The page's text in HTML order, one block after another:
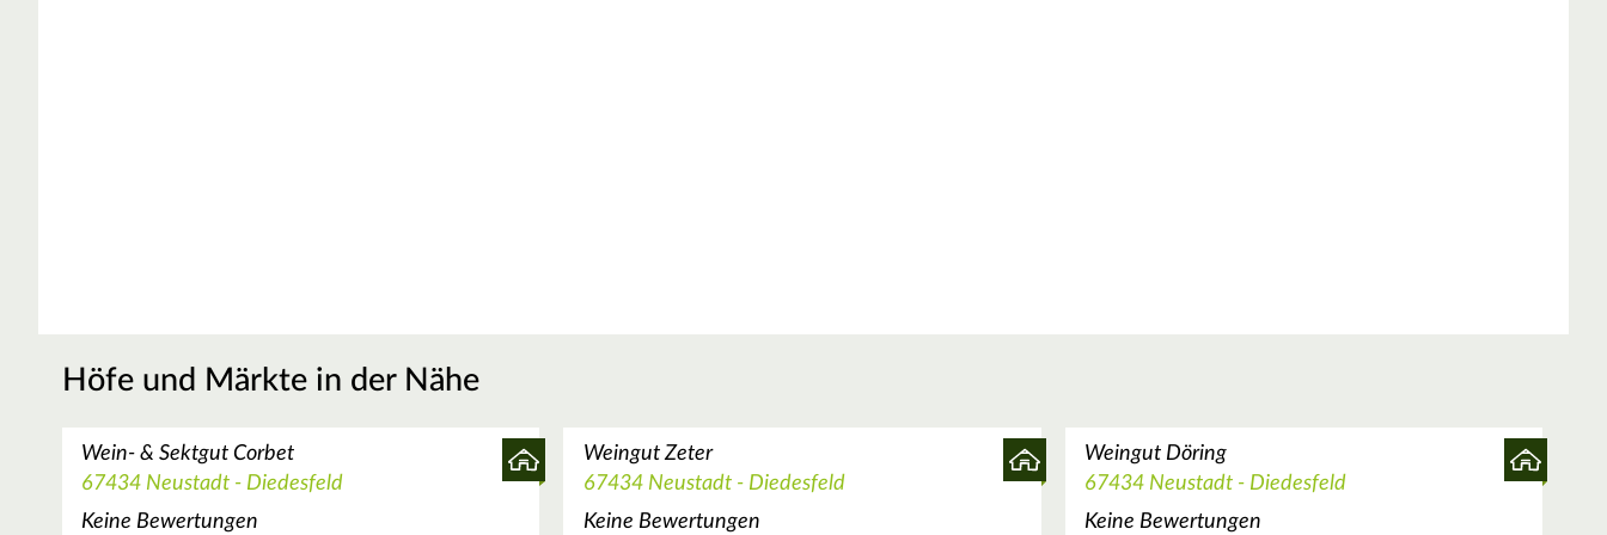
Höfe und Märkte in der Nähe
Wein- & Sektgut Corbet
67434 Neustadt - Diedesfeld
Keine Bewertungen
Weingut Zeter
67434 Neustadt - Diedesfeld
Keine Bewertungen
Weingut Döring
67434 Neustadt - Diedesfeld
Keine Bewertungen